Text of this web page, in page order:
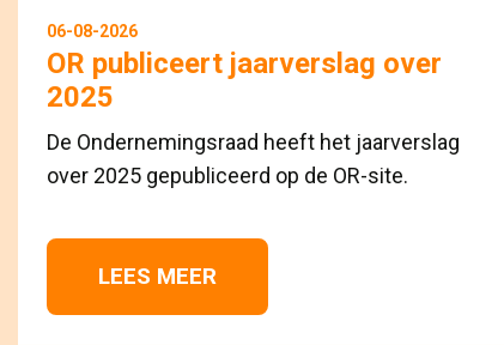
06-08-2026
OR publiceert jaarverslag over
2025
De Ondernemingsraad heeft het jaarverslag
over 2025 gepubliceerd op de OR-site.
LEES MEER